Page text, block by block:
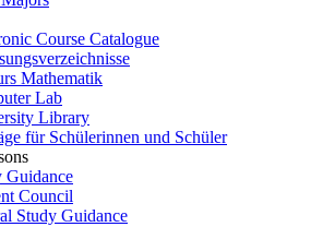
Course Catalogue
Mathematik
Lab
Library
für Schülerinnen und Schüler
Guidance
Council
Study Guidance